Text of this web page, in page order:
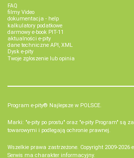
FAQ
filmy Video
dokumentacja - help
kalkulatory podatkowe
darmowy e-book PIT-11
aktualności e-pity
dane techniczne API, XML
Dysk e-pity
Twoje zgłoszenie lub opinia
Program e-pity® Najlepsze w POLSCE.
Marki: "e-pity po prostu" oraz "e-pity Program" są
towarowymi i podlegają ochronie prawnej.
Wszelkie prawa zastrzeżone. Copyright 2009-2026
Serwis ma charakter informacyjny.